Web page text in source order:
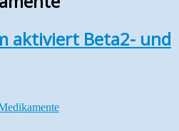
aktiviert Beta2- und